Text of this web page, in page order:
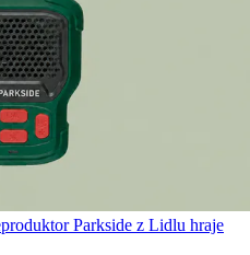
Parkside z Lidlu hraje